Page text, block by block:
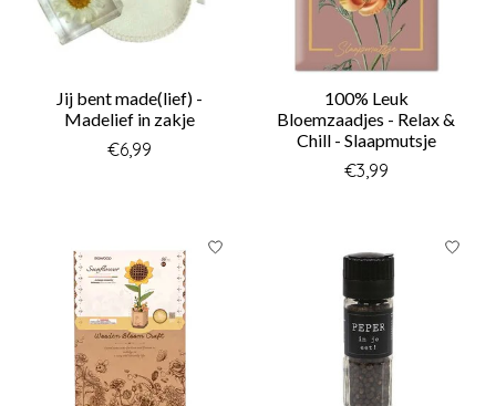
Jij bent made(lief) -
Madelief in zakje
€6,99
100% Leuk
Bloemzaadjes - Relax &
Chill - Slaapmutsje
€3,99